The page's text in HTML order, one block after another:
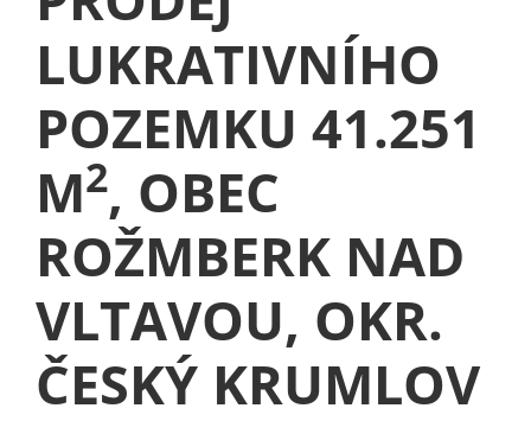
LUKRATIVNÍHO
POZEMKU 41.251
M2, OBEC
ROŽMBERK NAD
VLTAVOU, OKR.
ČESKÝ KRUMLOV